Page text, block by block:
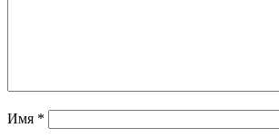
Имя *